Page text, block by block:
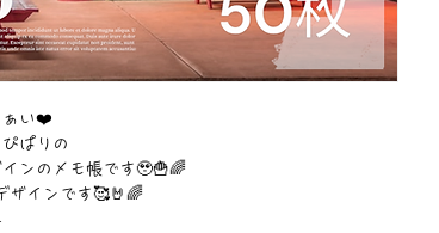
ぁい❤️
ぱりの
ンのメモ帳です🥹🍟🌈
ザインです🥰🤘🌈